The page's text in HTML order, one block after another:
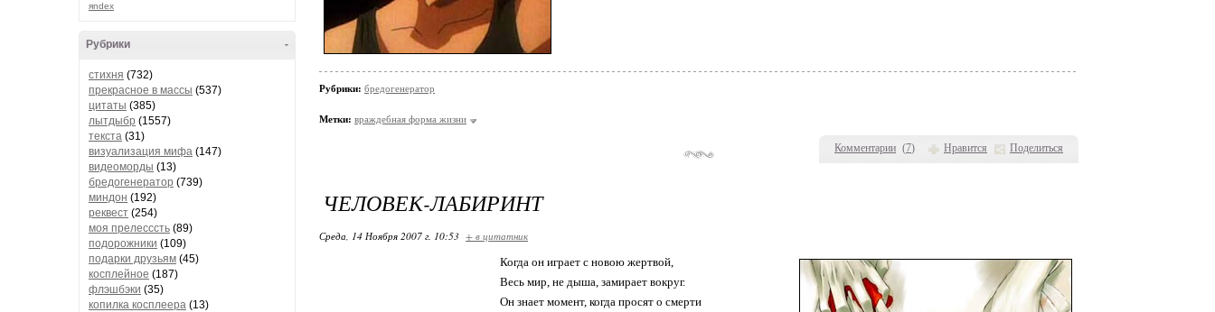
яndex
-
Рубрики
стихня (732)
прекрасное в массы (537)
цитаты (385)
лытдыбр (1557)
текста (31)
визуализация мифа (147)
видеоморды (13)
бредогенератор (739)
миндон (192)
реквест (254)
моя прелесссть (89)
подорожники (109)
подарки друзьям (45)
косплейное (187)
флэшбэки (35)
копилка косплеера (13)
Комментарии (7) Нравится Поделиться
Рубрики: бредогенератор
Метки: враждебная форма жизни
ЧЕЛОВЕК-ЛАБИРИНТ
Среда, 14 Ноября 2007 г. 10:53 + в цитатник
Когда он играет с новою жертвой,
Весь мир, не дыша, замирает вокруг.
Он знает момент, когда просят о смерти